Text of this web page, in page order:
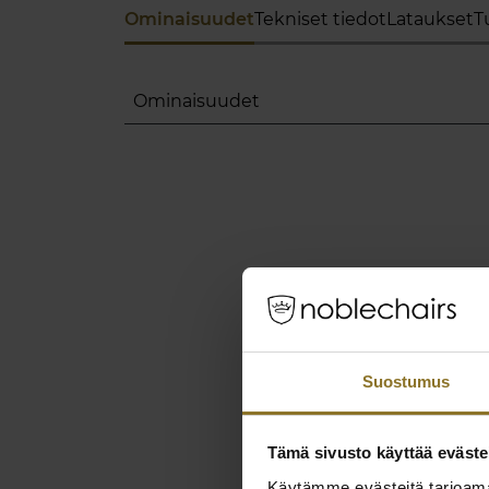
Suostumus
Tämä sivusto käyttää
OminaisuudetTekniset tiedotLataukset
Ominaisuudet